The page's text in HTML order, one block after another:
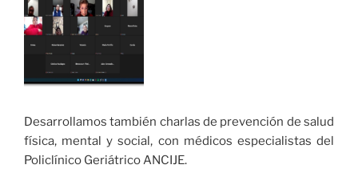
Desarrollamos también charlas de prevención de salud
física, mental y social, con médicos especialistas del
Policlínico Geriátrico ANCIJE.